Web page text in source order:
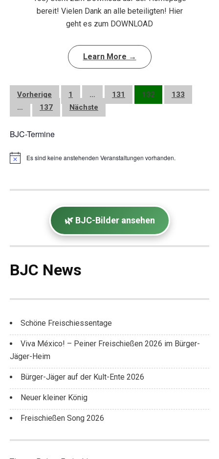
bereit! Vielen Dank an alle beteiligten! Hier
geht es zum DOWNLOAD
Learn More →
Seitennummerierung
der
Vorherige 1 … 131 132
133
…
137 Nächste
BJC-Termine
H
e
Es sind keine anstehenden Veranstaltungen vorhanden.
🌿 BJC-Bilder ansehen
BJC News
Schöne Freischiessentage
Viva México! – Peiner Freischießen 2026 im Bürger-
Jäger-Heim
Bürger-Jäger auf der Kult-Ente 2026
Neuer kleiner König
Freischießen Song 2026